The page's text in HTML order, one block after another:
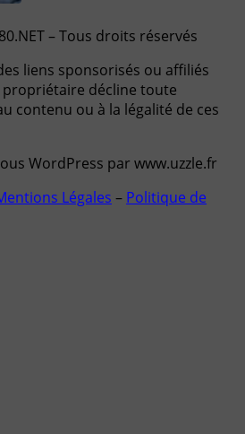
– Tous droits réservés
liens sponsorisés ou affiliés
propriétaire décline toute
contenu ou à la légalité de ces
WordPress par www.uzzle.fr
Légales – Politique de